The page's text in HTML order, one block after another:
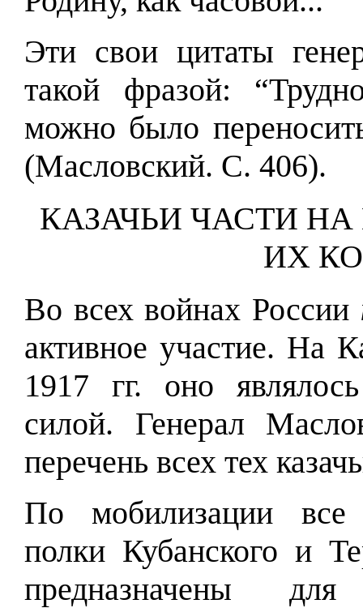
Эти свои цитаты
такой фразой:
можно было
(Масловский. С. 406).
КАЗАЧЬИ ЧАСТИ
ИХ
Во всех войнах России
активное участие. На
1917 гг. оно
силой. Генерал
перечень всех тех
По мобилизации все
полки Кубанского и
предназначены